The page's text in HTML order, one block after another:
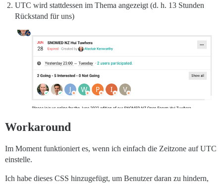
UTC wird stattdessen im Thema angezeigt (d. h. 13 Stunden
Rückstand für uns)
Workaround
Im Moment funktioniert es, wenn ich einfach die Zeitzone auf UTC
einstelle.
Ich habe dieses CSS hinzugefügt, um Benutzer daran zu hindern,